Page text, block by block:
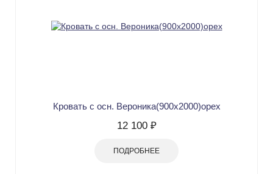
Кровать с осн. Вероника(900х2000)орех
12 100 ₽
ПОДРОБНЕЕ